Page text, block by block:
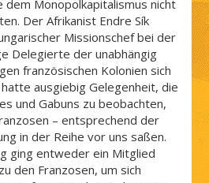
dem Monopolkapitalismus nicht
Der Afrikanist Endre Sík
Missionschef bei der
Delegierte der unabhängig
französischen Kolonien sich
ausgiebig Gelegenheit, die
und Gabuns zu beobachten,
– entsprechend der
in der Reihe vor uns saßen.
ging entweder ein Mitglied
den Franzosen, um sich